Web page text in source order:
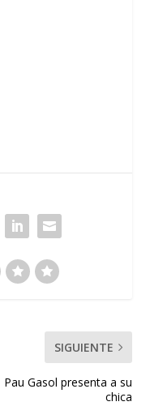
SIGUIENTE
Pau Gasol presenta a su
chica